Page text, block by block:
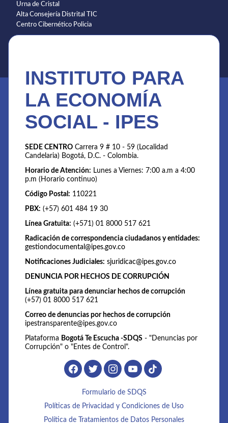
Urna de Cristal
Alta Consejería Distrital TIC
Centro Cibernético Policia
INSTITUTO PARA
LA ECONOMÍA
SOCIAL - IPES
SEDE CENTRO Carrera 9 # 10 - 59 (Localidad
Candelaria) Bogotá, D.C. - Colombia.
Horario de Atención: Lunes a Viernes: 7:00 a.m a 4:00
p.m (Horario continuo)
Código Postal: 110221
PBX: (+57) 601 484 19 30
Línea Gratuita: (+571) 01 8000 517 621
Radicación de correspondencia ciudadanos y entidades:
gestiondocumental@ipes.gov.co
Notificaciones Judiciales: sjuridicac@ipes.gov.co
DENUNCIA POR HECHOS DE CORRUPCIÓN
Línea gratuita para denunciar hechos de corrupción
(+57) 01 8000 517 621
Correo de denuncias por hechos de corrupción
ipestransparente@ipes.gov.co
Plataforma Bogotá Te Escucha -SDQS - "Denuncias por
Corrupción" o "Entes de Control".
Formulario de SDQS
Políticas de Privacidad y Condiciones de Uso
Política de Tratamientos de Datos Personales